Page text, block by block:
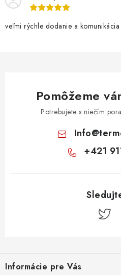
veľmi rýchle dodanie a
Pomôžeme
Potrebujete s niečím
Info@
+421
Informácie pre Vás